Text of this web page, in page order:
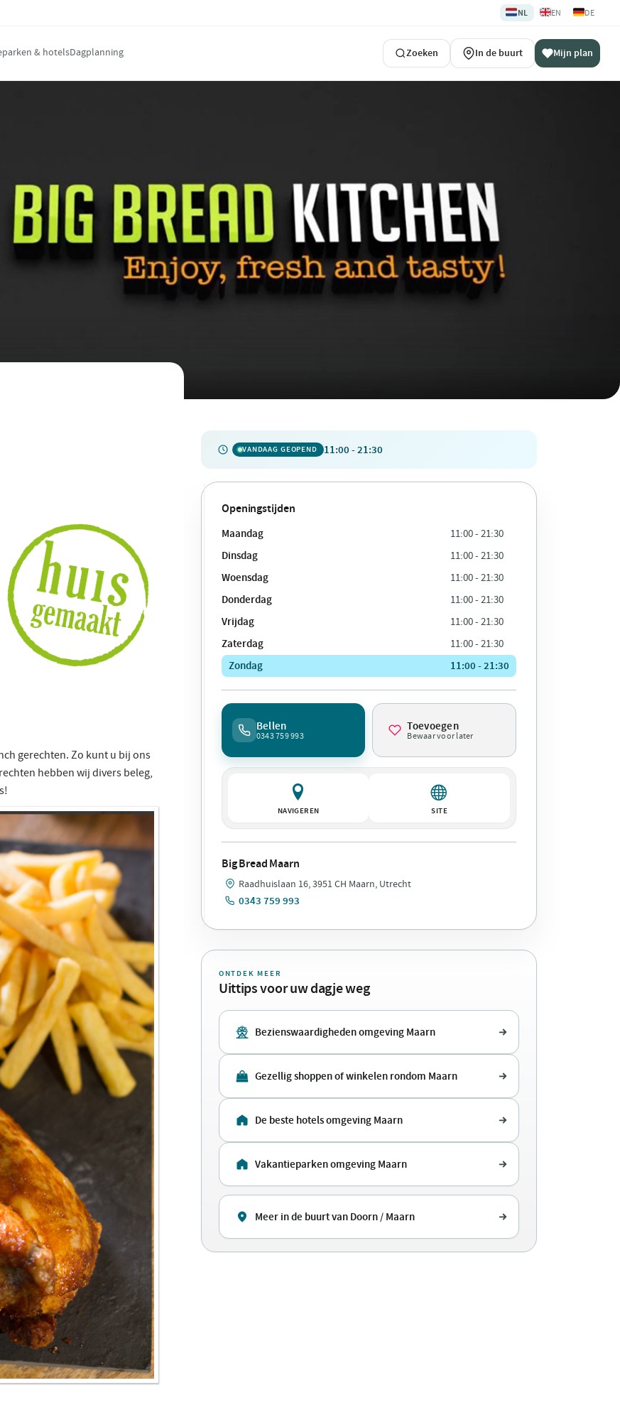
🇳🇱NL 🇬🇧EN 🇩🇪DE
& hotelsDagplanning Zoeken In de buurt Mijn plan
gerechten. Zo kunt u bij ons
hebben wij divers beleg,
VANDAAG GEOPEND 11:00 - 21:30
Openingstijden
Maandag 11:00 - 21:30
Dinsdag 11:00 - 21:30
Woensdag 11:00 - 21:30
Donderdag 11:00 - 21:30
Vrijdag 11:00 - 21:30
Zaterdag 11:00 - 21:30
Zondag 11:00 - 21:30
Bellen
0343 759 993
Toevoegen
Bewaar voor later
NAVIGEREN SITE
Big Bread Maarn
Raadhuislaan 16, 3951 CH Maarn, Utrecht
0343 759 993
ONTDEK MEER
Uittips voor uw dagje weg
Bezienswaardigheden omgeving Maarn
Gezellig shoppen of winkelen rondom Maarn
De beste hotels omgeving Maarn
Vakantieparken omgeving Maarn
Meer in de buurt van Doorn / Maarn